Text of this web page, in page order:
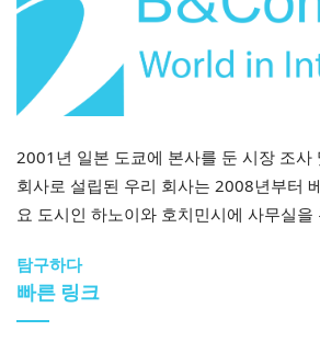
하는 K-12 교육 기관까지 점점 더 적
습니다. 특히 몬테소리, 레지오 에밀리
어 프로그램과 같은 국제적인 교육
원 분야는 베트남 주요 도시의 중산층
체 또는 과반수 지분 인수)부터 브랜드
하는 사모펀드와 같은 전략적 투자까
거래 이름
2001년 일본 도쿄에 본사를 둔 시장 조사
회사로 설립된 우리 회사는 2008년부터
요 도시인 하노이와 호치민시에 사무실을
탐구하다
빠른 링크